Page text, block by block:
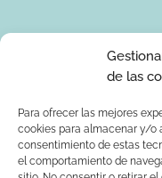
de las
Para ofrecer las mejores
cookies para almacenar y/o
consentimiento de estas
el comportamiento de
Tus datos de carácter
para enviarte
expreso. Tus serán
comunicados a
acceso, rectificación,
oposición dirigiendo un